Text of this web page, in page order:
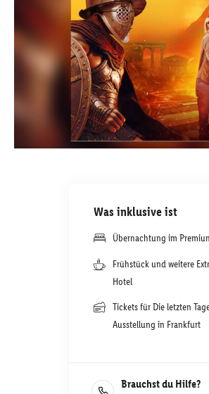
Was inklusive ist
Übernachtung im
Frühstück und weitere
Hotel
Tickets für Die letzten
Ausstellung in Frankfurt
Brauchst du Hilfe?